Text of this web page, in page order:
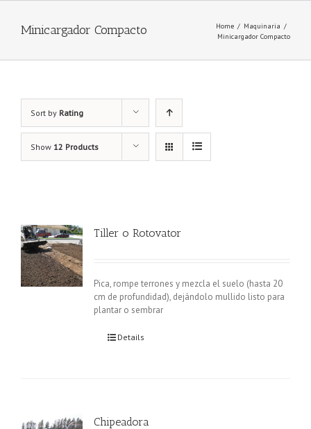
Minicargador Compacto Home / Maquinaria /
Minicargador Compacto
Sort by Rating
Show 12 Products
Tiller o Rotovator
Pica, rompe terrones y mezcla el suelo (hasta 20
cm de profundidad), dejándolo mullido listo para
plantar o sembrar
Details
Chipeadora